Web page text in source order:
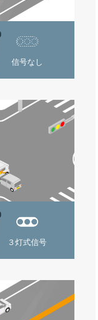
信号なし
３灯式信号